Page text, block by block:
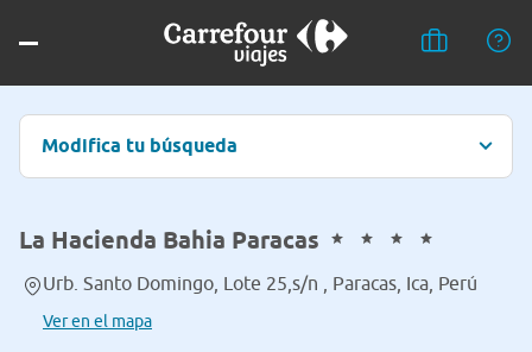
Modifica tu búsqueda
La Hacienda Bahia Paracas
Urb. Santo Domingo, Lote 25,s/n , Paracas, Ica, Perú
Ver en el mapa